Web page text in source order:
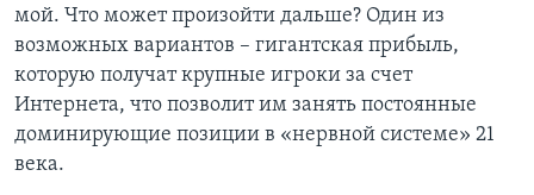
мой. Что может произойти дальше? Один из
возможных вариантов – гигантская прибыль,
которую получат крупные игроки за счет
Интернета, что позволит им занять постоянные
доминирующие позиции в «нервной системе» 21
века.